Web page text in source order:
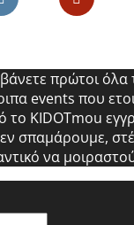
πρώτοι όλα
events που
KIDOTmou
σπαμάρουμε,
να